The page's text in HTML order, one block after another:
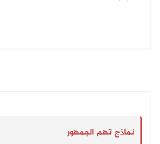
نماذج تهم الجمهور